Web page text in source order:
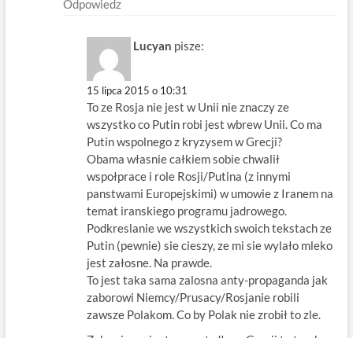
Odpowiedz
Lucyan pisze:
15 lipca 2015 o 10:31
To ze Rosja nie jest w Unii nie znaczy ze
wszystko co Putin robi jest wbrew Unii. Co ma
Putin wspolnego z kryzysem w Grecji?
Obama własnie całkiem sobie chwalił
wspołprace i role Rosji/Putina (z innymi
panstwami Europejskimi) w umowie z Iranem na
temat iranskiego programu jadrowego.
Podkreslanie we wszystkich swoich tekstach ze
Putin (pewnie) sie cieszy, ze mi sie wylało mleko
jest załosne. Na prawde.
To jest taka sama zalosna anty-propaganda jak
zaborowi Niemcy/Prusacy/Rosjanie robili
zawsze Polakom. Co by Polak nie zrobił to zle.